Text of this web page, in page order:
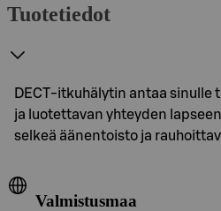
Tuotetiedot
DECT-itkuhälytin antaa sinulle
ja luotettavan yhteyden
selkeä äänentoisto ja
Valmistusmaa